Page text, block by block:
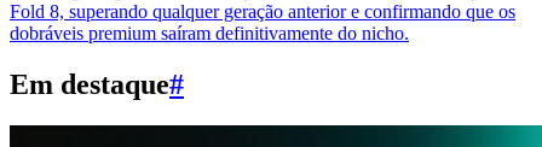
Fold 8, superando qualquer geração anterior e confirmando que os
dobráveis premium saíram definitivamente do nicho.
Em destaque#